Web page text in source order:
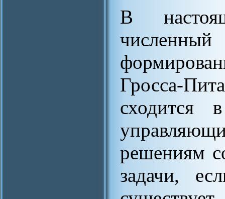
В
Гросса-
сходится
решениям
задачи,